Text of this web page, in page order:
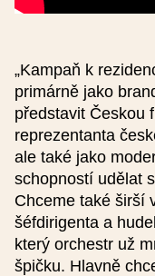
„Kampaň k
primárně jako
představit Českou
reprezentanta
ale také jako
schopností udělat
Chceme také širší
šéfdirigenta a
který orchestr už
špičku. Hlavně
Typ události
Obrázek
Jde o akci
Smetana200